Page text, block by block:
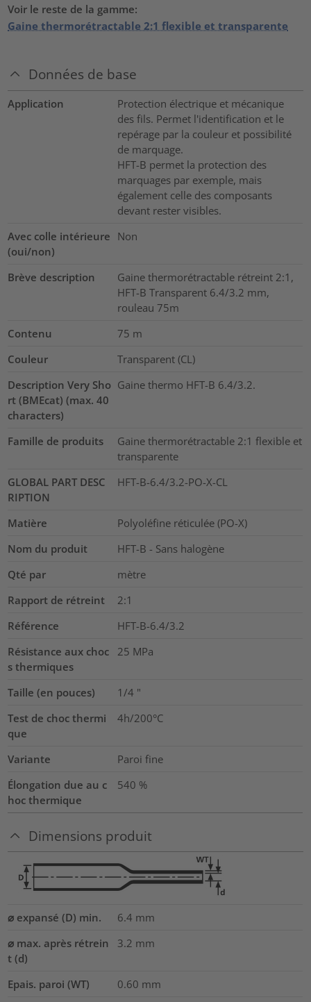
Voir le reste de la gamme:
Gaine thermorétractable 2:1 flexible et transparente
Données de base
Application
Protection électrique et mécanique
des fils. Permet l'identification et le
repérage par la couleur et possibilité
de marquage.
HFT-B permet la protection des
marquages par exemple, mais
également celle des composants
devant rester visibles.
Avec colle intérieure
(oui/non)
Non
Brève description
Gaine thermorétractable rétreint 2:1,
HFT-B Transparent 6.4/3.2 mm,
rouleau 75m
Contenu
75 m
Couleur
Transparent (CL)
Description Very Sho
rt (BMEcat) (max. 40
characters)
Gaine thermo HFT-B 6.4/3.2.
Famille de produits
Gaine thermorétractable 2:1 flexible et
transparente
GLOBAL PART DESC
RIPTION
HFT-B-6.4/3.2-PO-X-CL
Matière
Polyoléfine réticulée (PO-X)
Nom du produit
HFT-B - Sans halogène
Qté par
mètre
Rapport de rétreint
2:1
Référence
HFT-B-6.4/3.2
Résistance aux choc
s thermiques
25 MPa
Taille (en pouces) 1/4 "
Test de choc thermi
que
4h/200°C
Variante
Paroi fine
Élongation due au c
hoc thermique
540 %
Dimensions produit
⌀ expansé (D) min. 6.4 mm
⌀ max. après rétrein
t (d)
3.2 mm
Epais. paroi (WT) 0.60 mm